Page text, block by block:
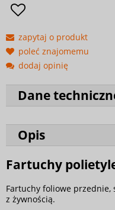
zapytaj o produkt
poleć znajomemu
dodaj opinię
Dane
Opis
Fartuchy
Fartuchy foliowe przednie,
z żywnością.